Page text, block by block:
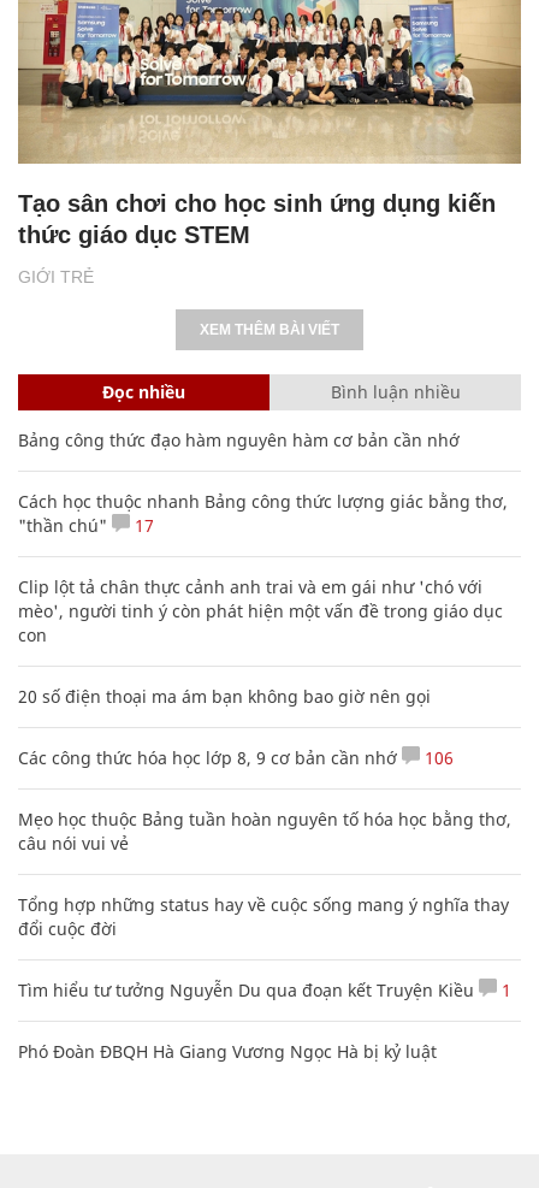
GIỚI TRẺ
Tạo sân chơi cho học sinh ứng dụng kiến
thức giáo dục STEM
XEM THÊM BÀI VIẾT
Đọc nhiều Bình luận nhiều
Bảng công thức đạo hàm nguyên hàm cơ bản cần nhớ
Cách học thuộc nhanh Bảng công thức lượng giác bằng thơ,
"thần chú"
17
Clip lột tả chân thực cảnh anh trai và em gái như 'chó với
mèo', người tinh ý còn phát hiện một vấn đề trong giáo dục
con
20 số điện thoại ma ám bạn không bao giờ nên gọi
Các công thức hóa học lớp 8, 9 cơ bản cần nhớ 106
Mẹo học thuộc Bảng tuần hoàn nguyên tố hóa học bằng thơ,
câu nói vui vẻ
Tổng hợp những status hay về cuộc sống mang ý nghĩa thay
đổi cuộc đời
Tìm hiểu tư tưởng Nguyễn Du qua đoạn kết Truyện Kiều 1
Phó Đoàn ĐBQH Hà Giang Vương Ngọc Hà bị kỷ luật